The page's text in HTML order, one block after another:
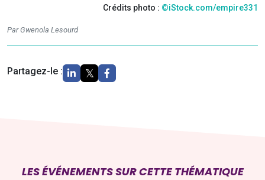
Crédits photo : ©iStock.com/empire331
Par Gwenola Lesourd
Partagez-le :
LES ÉVÉNEMENTS SUR CETTE THÉMATIQUE